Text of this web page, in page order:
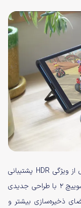
همچنین، صفحه نمایش Vivid LCD این کنسول از ویژگی HDR پشتیبانی
می‌کند که به بهبود کیفیت تصویر کمک می‌کند. سوییچ ۲ با طراحی جدیدی
ذخیره‌سازی بیشتر و